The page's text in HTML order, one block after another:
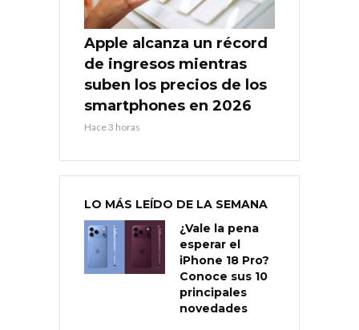
Apple alcanza un récord
de ingresos mientras
suben los precios de los
smartphones en 2026
Hace 3 horas
LO MÁS LEÍDO DE LA SEMANA
¿Vale la pena
esperar el
iPhone 18 Pro?
Conoce sus 10
principales
novedades